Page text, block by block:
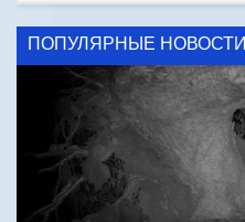
ПОПУЛЯРНЫЕ НОВОСТИ